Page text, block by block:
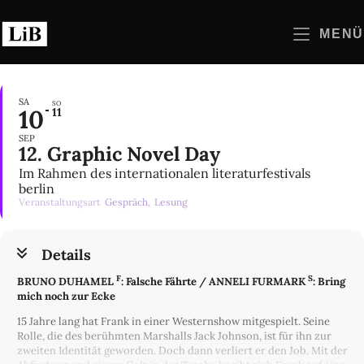
Inhalt
springen
MENÜ
SA
10
SEP
SO
11
12. Graphic Novel Day
Im Rahmen des internationalen literaturfestivals
berlin
Veranstaltungsart Gespräch, Lesung
Details
BRUNO DUHAMEL F: Falsche Fährte / ANNELI FURMARKS: Bring
mich noch zur Ecke
15 Jahre lang hat Frank in einer Westernshow mitgespielt. Seine
Rolle, die des berühmten Marshalls Jack Johnson, ist für ihn zur
zweiten Identität geworden. Doch dann verliert er den Job. Mit der